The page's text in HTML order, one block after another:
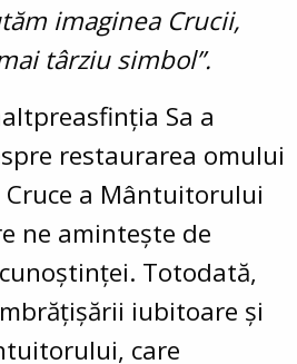
imaginea Crucii,
târziu simbol”.
Sa a
restaurarea omului
a Mântuitorului
ne amintește de
Totodată,
iubitoare și
care